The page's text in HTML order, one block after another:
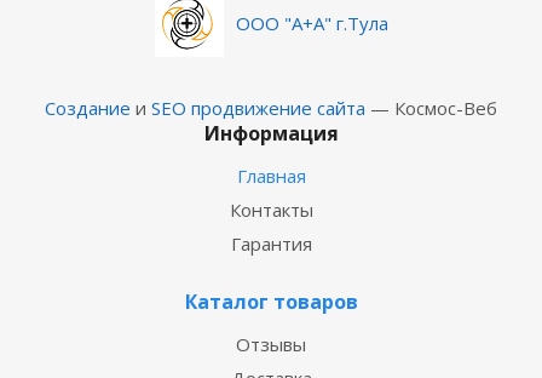
ООО "А+А" г.Тула
Создание и SEO продвижение сайта — Космос-Веб
Информация
Главная
Контакты
Гарантия
Каталог товаров
Отзывы